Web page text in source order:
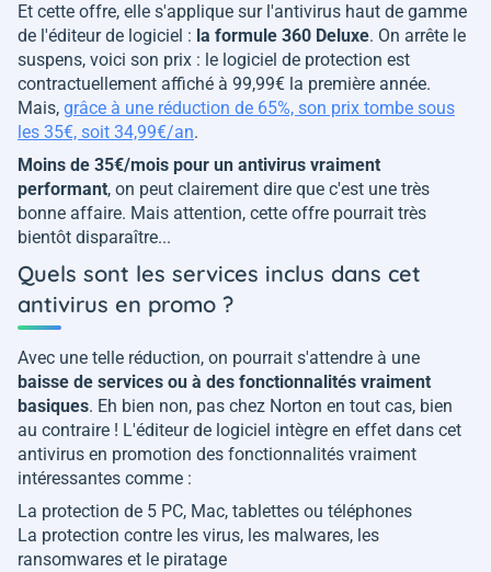
Et cette offre, elle s'applique sur l'antivirus haut de gamme
de l'éditeur de logiciel : la formule 360 Deluxe. On arrête le
suspens, voici son prix : le logiciel de protection est
contractuellement affiché à 99,99€ la première année.
Mais, grâce à une réduction de 65%, son prix tombe sous
les 35€, soit 34,99€/an.
Moins de 35€/mois pour un antivirus vraiment
performant, on peut clairement dire que c'est une très
bonne affaire. Mais attention, cette offre pourrait très
bientôt disparaître...
Quels sont les services inclus dans cet
antivirus en promo ?
Avec une telle réduction, on pourrait s'attendre à une
baisse de services ou à des fonctionnalités vraiment
basiques. Eh bien non, pas chez Norton en tout cas, bien
au contraire ! L'éditeur de logiciel intègre en effet dans cet
antivirus en promotion des fonctionnalités vraiment
intéressantes comme :
La protection de 5 PC, Mac, tablettes ou téléphones
La protection contre les virus, les malwares, les
ransomwares et le piratage